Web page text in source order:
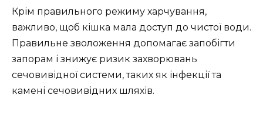
Крім правильного режиму харчування,
важливо, щоб кішка мала доступ до чистої води.
Правильне зволоження допомагає запобігти
запорам і знижує ризик захворювань
сечовивідної системи, таких як інфекції та
камені сечовивідних шляхів.